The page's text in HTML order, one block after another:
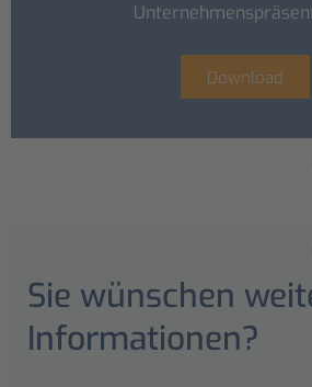
Download
Sie wünschen
Informationen?